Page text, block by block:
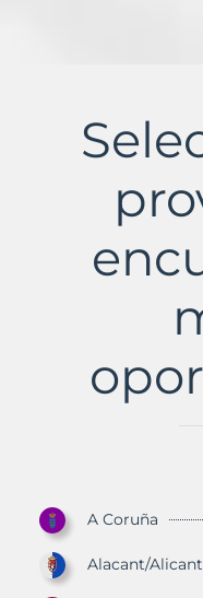
Murbalands
A Coruña
Alacant/